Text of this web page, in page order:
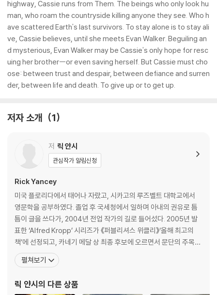
highway, Cassie runs from Them. The beings who only look hu
man, who roam the countryside killing anyone they see. Who h
ave scattered Earth's last survivors. To stay alone is to stay ali
ve, Cassie believes, until she meets Evan Walker. Beguiling an
d mysterious, Evan Walker may be Cassie's only hope for resc
uing her brother--or even saving herself. But Cassie must cho
ose: between trust and despair, between defiance and surren
der, between life and death. To give up or to get up.
저자 소개 1
저 릭 얀시
관심작가 알림신청
Rick Yancey
미국 플로리다에서 태어나 자랐고, 시카고의 루즈벨트 대학교에서
영문학을 공부하였다. 졸업 후 국세청에서 일하며 아내의 권유로 틈
틈이 글을 쓰다가, 2004년 전업 작가의 길로 들어섰다. 2005년 발
표한 ‘Alfred Kropp’ 시리즈가 《퍼블리셔스 위클리》‘올해 최고의
책’에 선정되고, 카네기 메달 상 최종 후보에 오르면서 문단의 주목을
받기 시작했고, 이후 ‘Teddy Ruzak’ 시리즈, ‘Monstrumologist’
시리즈 등을 발표하며 작가로서의 명성을 꾸준히 쌓았다. 그리고 201
작가가 되었다. 현재까
펼쳐보기
릭 얀시 의 다른 상품